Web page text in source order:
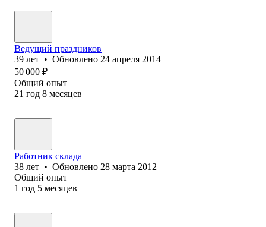
Ведущий праздников
39 лет • Обновлено 24 апреля 2014
50 000 ₽
Общий опыт
21 год 8 месяцев
Работник склада
38 лет • Обновлено 28 марта 2012
Общий опыт
1 год 5 месяцев